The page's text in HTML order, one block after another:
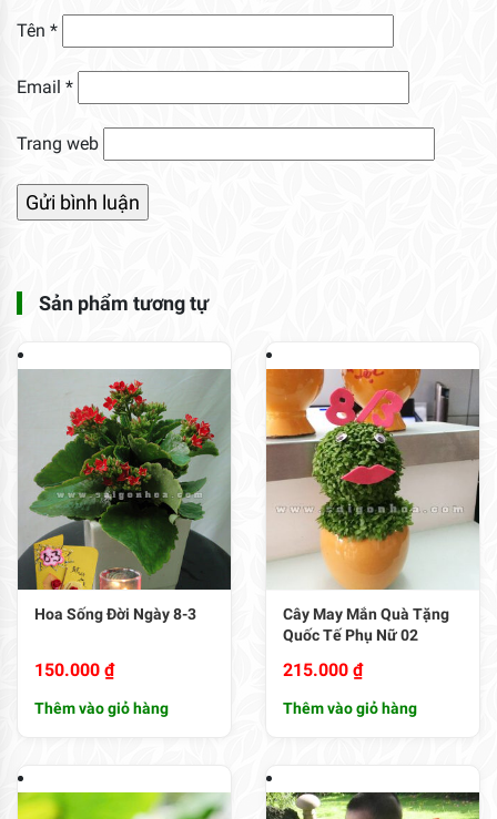
Tên *
Email *
Trang web
Sản phẩm tương tự
Hoa Sống Đời Ngày 8-3
150.000 ₫
Thêm vào giỏ hàng
Cây May Mắn Quà Tặng
Quốc Tế Phụ Nữ 02
215.000 ₫
Thêm vào giỏ hàng